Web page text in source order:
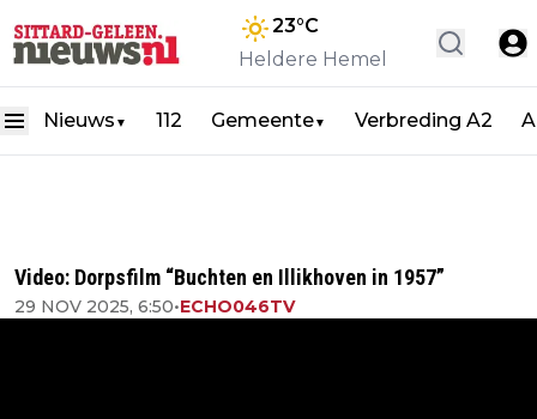
23°C
Heldere Hemel
Nieuws ▼ 112 Gemeente▼ Verbreding A2
Video: Dorpsfilm “Buchten en Illikhoven in 1957”
29 NOV 2025, 6:50•ECHO046TV